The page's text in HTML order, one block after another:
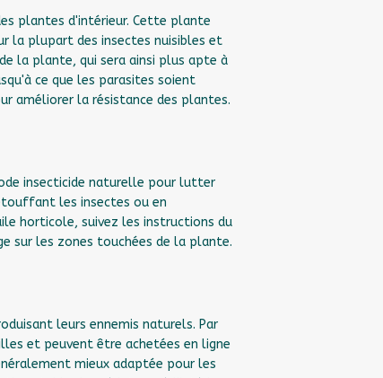
plantes d'intérieur. Cette plante
la plupart des insectes nuisibles et
la plante, qui sera ainsi plus apte à
ce que les parasites soient
améliorer la résistance des plantes.
insecticide naturelle pour lutter
les insectes ou en
horticole, suivez les instructions du
sur les zones touchées de la plante.
leurs ennemis naturels. Par
et peuvent être achetées en ligne
mieux adaptée pour les